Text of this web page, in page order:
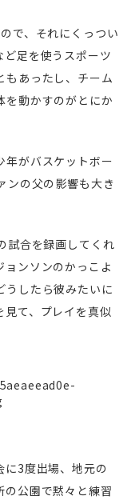
で、それにくっつい
足を使うスポーツ
もあったし、チーム
を動かすのがとにか
年がバスケットボー
ンの父の影響も大き
試合を録画してくれ
ンソンのかっこよ
うしたら彼みたいに
見て、プレイを真似
に3度出場、地元の
の公園で黙々と練習